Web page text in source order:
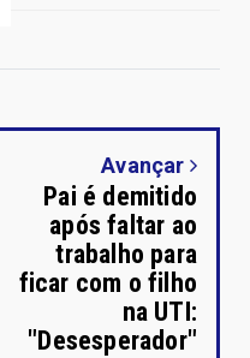
Avançar
Pai é demitido
após faltar ao
trabalho para
ficar com o filho
na UTI:
"Desesperador"